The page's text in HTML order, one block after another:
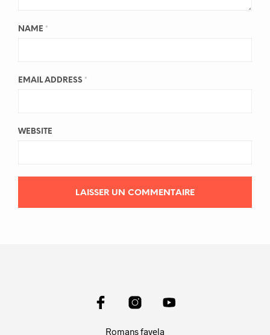
NAME *
EMAIL ADDRESS *
WEBSITE
Romans favela